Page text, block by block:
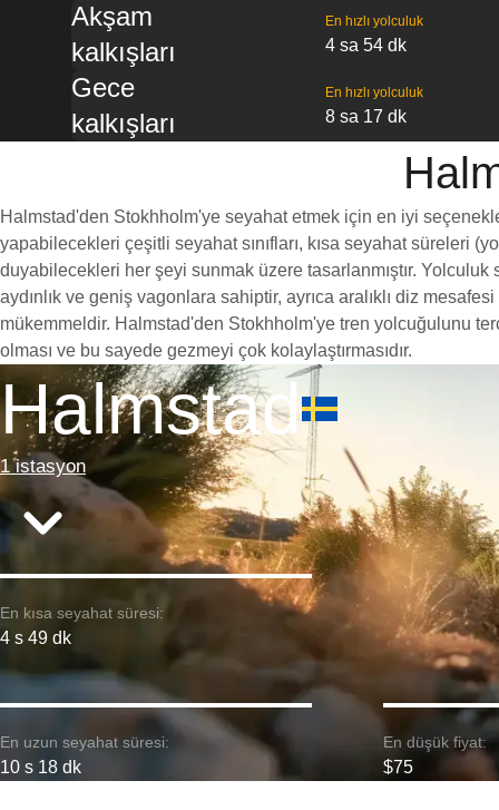
Akşam
kalkışları
En hızlı yolculuk
4 sa 54 dk
Gece
kalkışları
En hızlı yolculuk
8 sa 17 dk
Halmstad'den Stokhholm'ye seyahat etmek için en iyi
yapabilecekleri çeşitli seyahat sınıfları, kısa seyahat süreleri
duyabilecekleri her şeyi sunmak üzere tasarlanmıştır.
aydınlık ve geniş vagonlara sahiptir, ayrıca aralıklı diz
mükemmeldir. Halmstad'den Stokhholm'ye tren yolcuğulunu
olması ve bu sayede gezmeyi çok kolaylaştırmasıdır.
Halmstad
1 istasyon
En kısa seyahat süresi:
4 s 49 dk
En uzun seyahat süresi:
10 s 18 dk
En düşük fiyat:
$75